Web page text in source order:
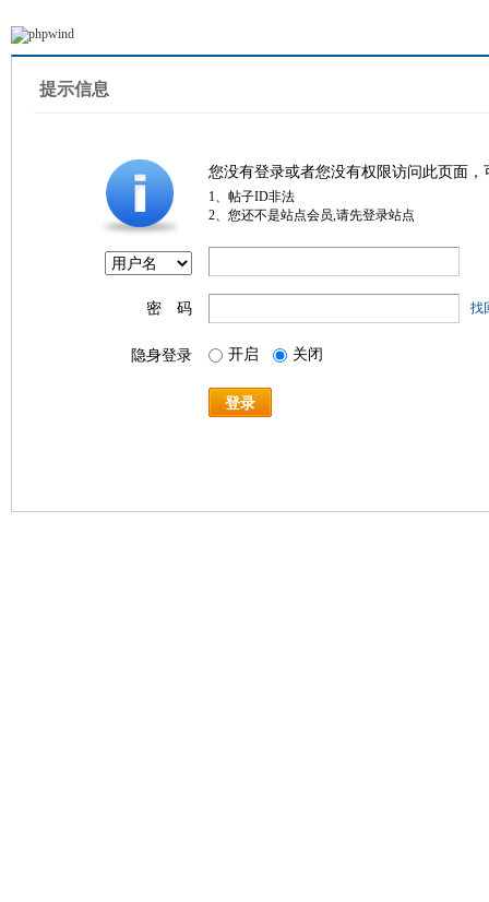
提示信息
您没有登录或者您没有权限访问此页面
1、帖子ID非法
2、您还不是站点会员,请先登录站点
密 码 找
隐身登录 开启 关闭
登录